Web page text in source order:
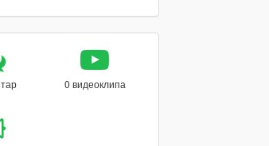
0 видеоклипа